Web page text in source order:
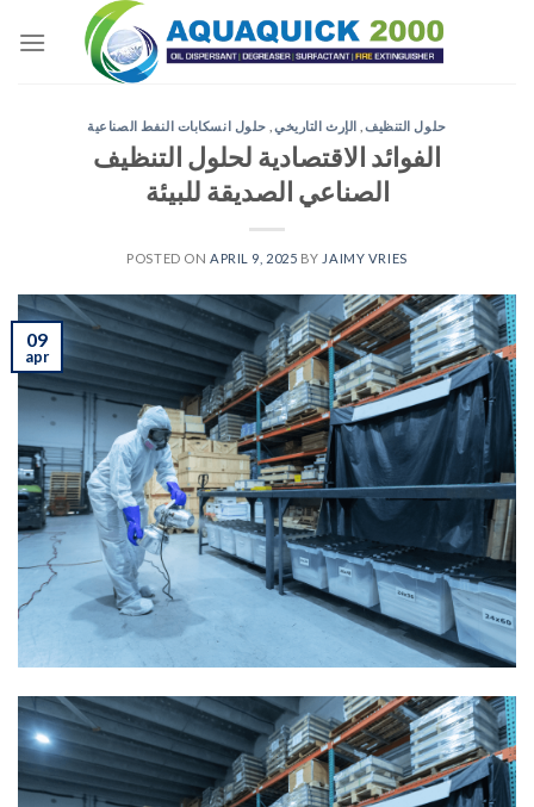
حلول التنظيف, الإرث التاريخي, حلول انسكابات النفط الصناعية
الفوائد الاقتصادية لحلول التنظيف
الصناعي الصديقة للبيئة
POSTED ON APRIL 9, 2025 BY JAIMY VRIES
09
apr